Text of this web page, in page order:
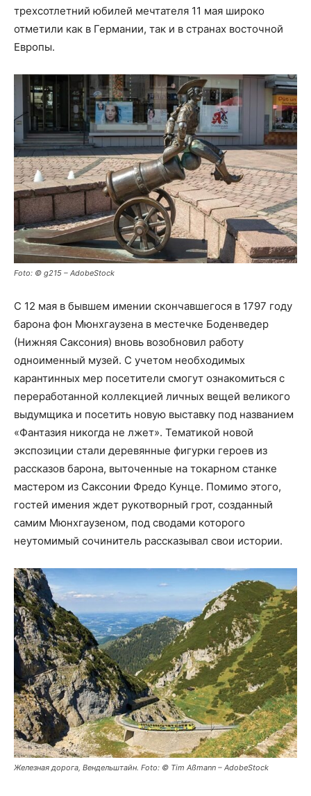
трехсотлетний юбилей мечтателя 11 мая широко
отметили как в Германии, так и в странах восточной
Европы.
Foto: © g215 – AdobeStock
С 12 мая в бывшем имении скончавшегося в 1797 году
барона фон Мюнхгаузена в местечке Боденведер
(Нижняя Саксония) вновь возобновил работу
одноименный музей. С учетом необходимых
карантинных мер посетители смогут ознакомиться с
переработанной коллекцией личных вещей великого
выдумщика и посетить новую выставку под названием
«Фантазия никогда не лжет». Тематикой новой
экспозиции стали деревянные фигурки героев из
рассказов барона, выточенные на токарном станке
мастером из Саксонии Фредо Кунце. Помимо этого,
гостей имения ждет рукотворный грот, созданный
самим Мюнх­гаузеном, под сводами которого
неутомимый сочинитель рассказывал свои истории.
Железная дорога, Вендельштайн. Foto: © Tim Aßmann – AdobeStock